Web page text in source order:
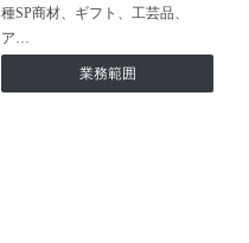
種SP商材、ギフト、工芸品、
ア…
業務範囲